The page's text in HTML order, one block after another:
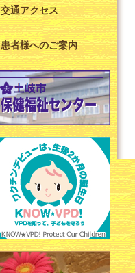
交通アクセス
患者様へのご案内